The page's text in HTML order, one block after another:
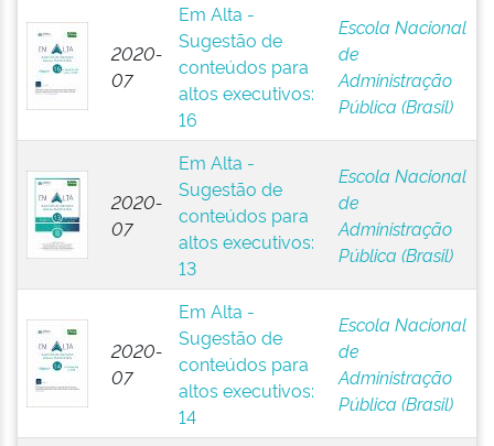
2020-
07
Em Alta -
Sugestão de
conteúdos para
altos executivos:
16
Escola Nacional
de
Administração
Pública (Brasil)
2020-
07
Em Alta -
Sugestão de
conteúdos para
altos executivos:
13
Escola Nacional
de
Administração
Pública (Brasil)
2020-
07
Em Alta -
Sugestão de
conteúdos para
altos executivos:
14
Escola Nacional
de
Administração
Pública (Brasil)